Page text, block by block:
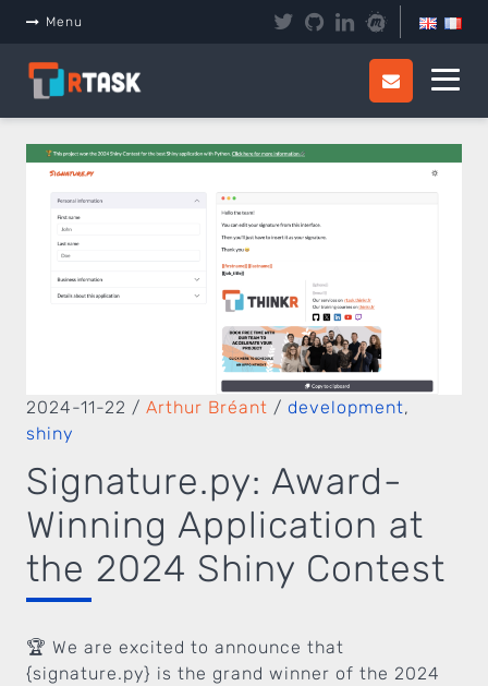
Menu
2024-11-22 / Arthur Bréant / development,
shiny
Signature.py: Award-
Winning Application at
the 2024 Shiny Contest
🏆 We are excited to announce that
{signature.py} is the grand winner of the 2024